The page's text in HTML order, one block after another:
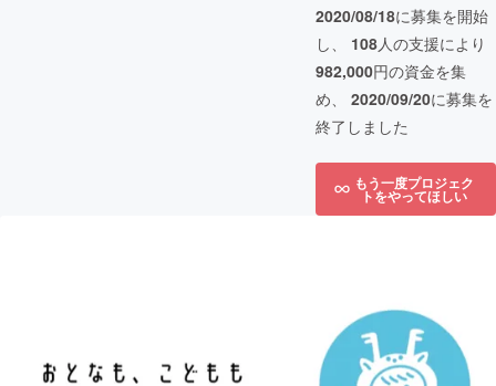
2020/08/18に募集を開始
し、 108人の支援により
982,000円の資金を集
め、 2020/09/20に募集を
終了しました
もう一度プロジェク
トをやってほしい